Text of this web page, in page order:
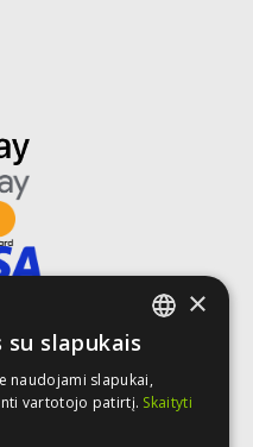
LITHUANIAN
LATVIAN
×
su slapukais
naudojami slapukai,
vartotojo patirtį. Skaityti